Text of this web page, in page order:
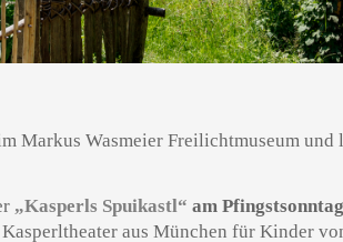
Markus Wasmeier Freilichtmuseum und
„Kasperls Spuikastl“ am
aus München für Kinder